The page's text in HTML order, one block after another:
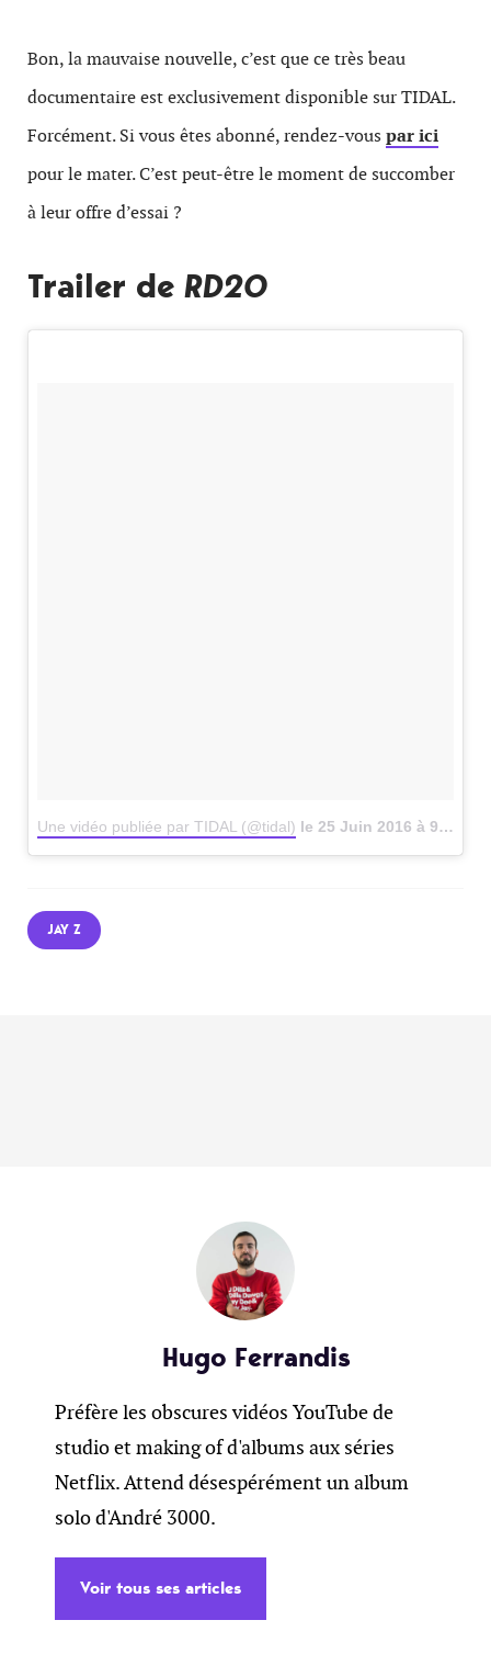
Bon, la mauvaise nouvelle, c’est que ce très beau
documentaire est exclusivement disponible sur TIDAL.
Forcément. Si vous êtes abonné, rendez-vous par ici
pour le mater. C’est peut-être le moment de succomber
à leur offre d’essai ?
Trailer de RD20
Une vidéo publiée par TIDAL (@tidal) le 25 Juin 2016 à 9h00 PDT
JAY Z
Hugo Ferrandis
Préfère les obscures vidéos YouTube de
studio et making of d'albums aux séries
Netflix. Attend désespérément un album
solo d'André 3000.
Voir tous ses articles